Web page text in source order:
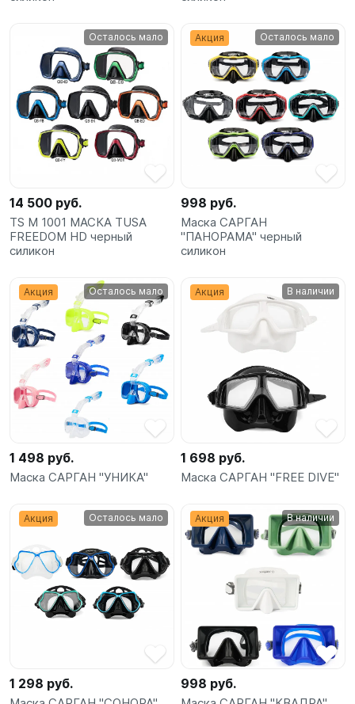
Осталось мало
14 500 руб.
TS M 1001 МАСКА TUSA
FREEDOM HD черный
силикон
Акция Осталось мало
998 руб.
Маска САРГАН
"ПАНОРАМА" черный
силикон
Акция Осталось мало
1 498 руб.
Маска САРГАН "УНИКА"
Акция В наличии
1 698 руб.
Маска САРГАН "FREE DIVE"
Акция Осталось мало
1 298 руб.
Акция В наличии
998 руб.